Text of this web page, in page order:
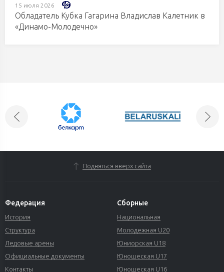
15 июля 2026
Обладатель Кубка Гагарина Владислав Калетник в
«Динамо-Молодечно»
Подняться вверх сайта
Федерация
История
Структура
Ледовые арены
Официальные документы
Контакты
Сборные
Национальная
Молодежная U20
Юниорская U18
Юношеская U17
Юношеская U16